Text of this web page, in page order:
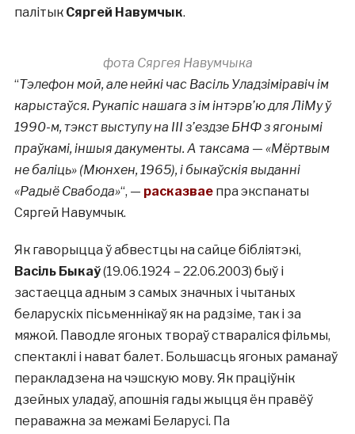
палітык Сяргей Навумчык.
фота Сяргея Навумчыка
“Тэлефон мой, але нейкі час Васіль Уладзіміравіч ім
карыстаўся. Рукапіс нашага з ім інтэрв’ю для ЛіМу ў
1990-м, тэкст выступу на III з’ездзе БНФ з ягонымі
праўкамі, іншыя дакументы. А таксама — «Мёртвым
не баліць» (Мюнхен, 1965), і быкаўскія выданні
«Радыё Свабода»“, — расказваепра экспанаты
Сяргей Навумчык.
Як гаворыцца ў абвестцы на сайце бібліятэкі,
Васіль Быкаў(19.06.1924 – 22.06.2003) быў і
застаецца адным з самых значных і чытаных
беларускіх пісьменнікаў як на радзіме, так і за
мяжой. Паводле ягоных твораў ствараліся фільмы,
спектаклі і нават балет. Большасць ягоных раманаў
перакладзена на чэшскую мову. Як праціўнік
дзейных уладаў, апошнія гады жыцця ён правёў
пераважна за межамі Беларусі. Па